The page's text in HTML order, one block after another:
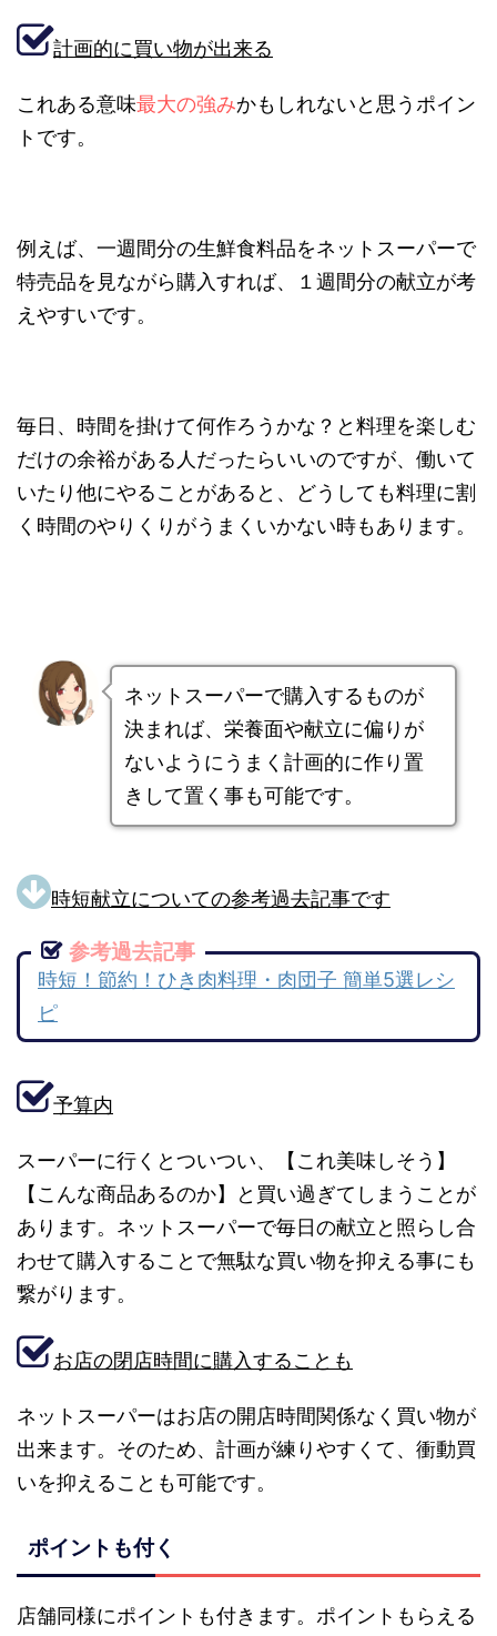
計画的に買い物が出来る
これある意味最大の強みかもしれないと思うポイン
トです。
例えば、一週間分の生鮮食料品をネットスーパーで
特売品を見ながら購入すれば、１週間分の献立が考
えやすいです。
毎日、時間を掛けて何作ろうかな？と料理を楽しむ
だけの余裕がある人だったらいいのですが、働いて
いたり他にやることがあると、どうしても料理に割
く時間のやりくりがうまくいかない時もあります。
ネットスーパーで購入するものが
決まれば、栄養面や献立に偏りが
ないようにうまく計画的に作り置
きして置く事も可能です。
時短献立についての参考過去記事です
参考過去記事
時短！節約！ひき肉料理・肉団子 簡単5選レシ
ピ
予算内
スーパーに行くとついつい、【これ美味しそう】
【こんな商品あるのか】と買い過ぎてしまうことが
あります。ネットスーパーで毎日の献立と照らし合
わせて購入することで無駄な買い物を抑える事にも
繋がります。
お店の閉店時間に購入することも
ネットスーパーはお店の開店時間関係なく買い物が
出来ます。そのため、計画が練りやすくて、衝動買
いを抑えることも可能です。
ポイントも付く
店舗同様にポイントも付きます。ポイントもらえる